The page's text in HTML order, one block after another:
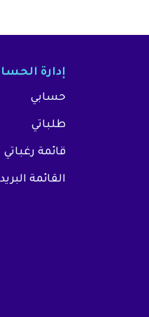
إدارة
حسابي
طلباتي
قائمة رغباتي
القائمة